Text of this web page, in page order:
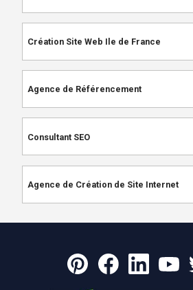
Création Site Web Ile de France
Agence de Référencement
Consultant SEO
Agence de Création de Site Internet